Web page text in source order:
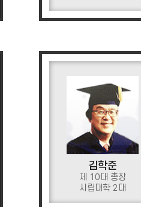
김학준
제 10대 총장
시립대학 2대